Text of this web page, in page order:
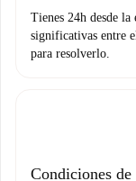
Tienes 24h desde la
significativas entre
para resolverlo.
Condiciones de